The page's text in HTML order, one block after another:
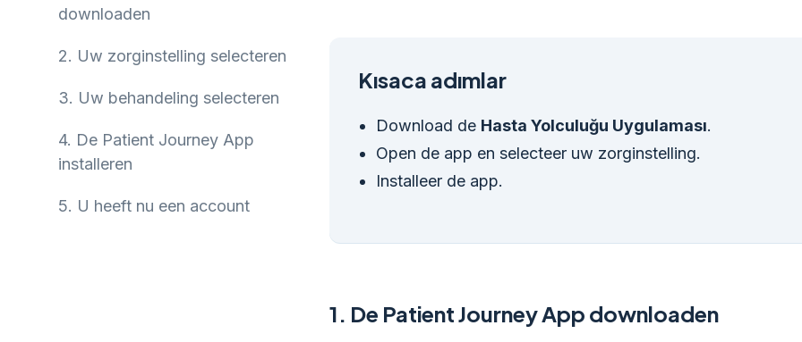
downloaden
2. Uw zorginstelling selecteren
3. Uw behandeling selecteren
4. De Patient Journey App
installeren
5. U heeft nu een account
Kısaca adımlar
Download de Hasta Yolculuğu Uygulaması.
Open de app en selecteer uw zorginstelling.
Installeer de app.
1. De Patient Journey App downloaden